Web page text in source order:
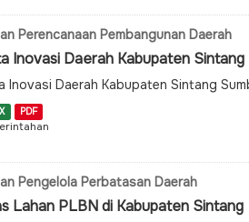
Perencanaan Pembangunan Daerah
Inovasi Daerah Kabupaten Sintang
Inovasi Daerah Kabupaten Sintang
PDF
Pengelola Perbatasan Daerah
Lahan PLBN di Kabupaten Sintang